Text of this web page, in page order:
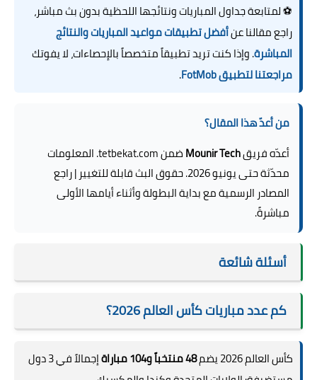
⚽ لمتابعة جداول المباريات ونتائجها اللحظية بدون بث مباشر،
راجع مقالنا عنأفضل تطبيقات مواعيد المباريات والنتائج
المباشرة. وإذا كنت تريد تطبيقاً متخصصاً بالإحصاءات، لا يفوتك
مراجعتنا لتطبيق FotMob
.
من أعدّ هذا المقال؟
أعدّه فريقMounir Tech
ضمن tetbekat.com. المعلومات
محدّثة حتى يونيو 2026. حقوق البث قابلة للتغيير | راجع
المصادر الرسمية مع بداية البطولة وأثناء أيامها الأولى
مباشرةً.
أسئلة شائعة
كم عدد مباريات كأس العالم 2026؟
كأس العالم 2026 يضم 48 منتخباً و104 مباراة
إجمالاً في 3 دول